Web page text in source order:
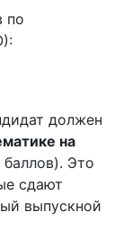
по
должен
на
Это
сдают
выпускной